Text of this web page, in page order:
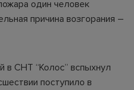
один человек
причина возгорания –
СНТ “Колос” вспыхнул
поступило в